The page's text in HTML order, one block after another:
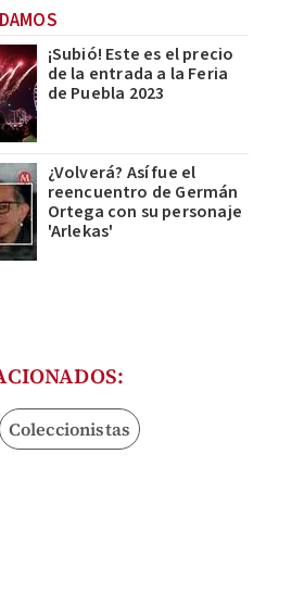
¡Subió! Este es el precio
de la entrada a la Feria
de Puebla 2023
¿Volverá? Así fue el
reencuentro de Germán
Ortega con su personaje
'Arlekas'
Coleccionistas